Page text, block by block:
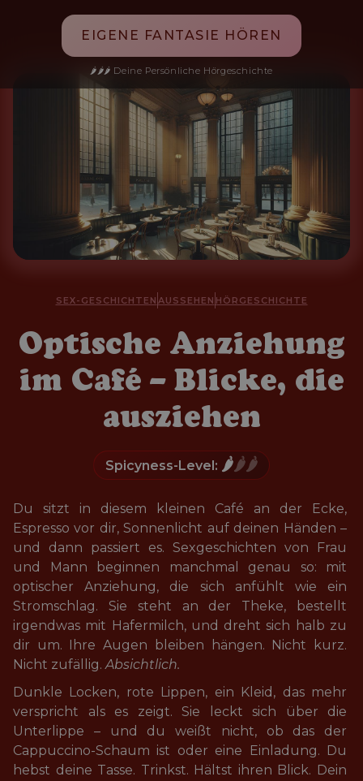
EIGENE FANTASIE HÖREN
🌶️🌶️🌶️ Deine Persönliche Hörgeschichte
SEX-GESCHICHTEN AUSSEHEN HÖRGESCHICHTE
Optische Anziehung
im Café – Blicke, die
ausziehen
Spicyness-Level: 🌶️🌶️🌶️
Du sitzt in diesem kleinen Café an der Ecke,
Espresso vor dir, Sonnenlicht auf deinen Händen –
und dann passiert es. Sexgeschichten von Frau
und Mann beginnen manchmal genau so: mit
optischer Anziehung, die sich anfühlt wie ein
Stromschlag. Sie steht an der Theke, bestellt
irgendwas mit Hafermilch, und dreht sich halb zu
dir um. Ihre Augen bleiben hängen. Nicht kurz.
Nicht zufällig. Absichtlich.
Dunkle Locken, rote Lippen, ein Kleid, das mehr
verspricht als es zeigt. Sie leckt sich über die
Unterlippe – und du weißt nicht, ob das der
Cappuccino-Schaum ist oder eine Einladung. Du
hebst deine Tasse. Trinkst. Hältst ihren Blick. Dein